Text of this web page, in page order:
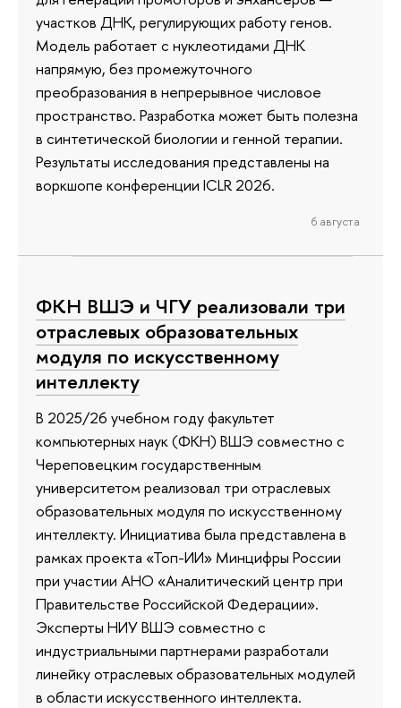
участков ДНК, регулирующих работу генов.
Модель работает с нуклеотидами ДНК
напрямую, без промежуточного
преобразования в непрерывное числовое
пространство. Разработка может быть полезна
в синтетической биологии и генной терапии.
Результаты исследования представлены на
воркшопе конференции ICLR 2026.
6 августа
ФКН ВШЭ и ЧГУ реализовали три
отраслевых образовательных
модуля по искусственному
интеллекту
В 2025/26 учебном году факультет
компьютерных наук (ФКН) ВШЭ совместно с
Череповецким государственным
университетом реализовал три отраслевых
образовательных модуля по искусственному
интеллекту. Инициатива была представлена в
рамках проекта «Топ-ИИ» Минцифры России
при участии АНО «Аналитический центр при
Правительстве Российской Федерации».
Эксперты НИУ ВШЭ совместно с
индустриальными партнерами разработали
линейку отраслевых образовательных модулей
в области искусственного интеллекта.